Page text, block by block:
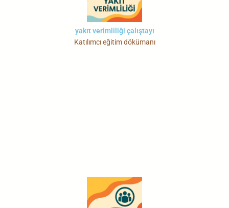
yakıt verimliliği çalıştayı
Katılımcı eğitim dökümanı